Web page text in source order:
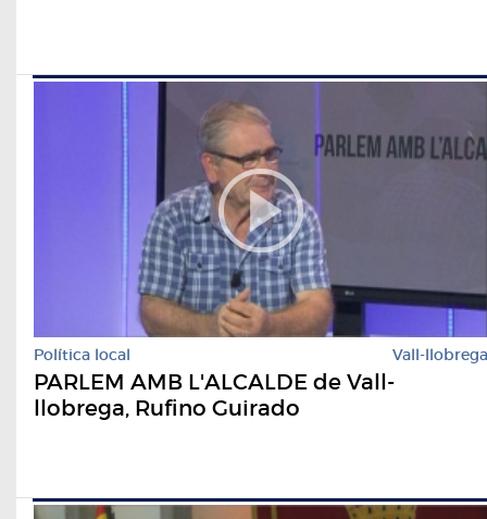
Política local Vall-llobrega
PARLEM AMB L'ALCALDE de Vall-
llobrega, Rufino Guirado